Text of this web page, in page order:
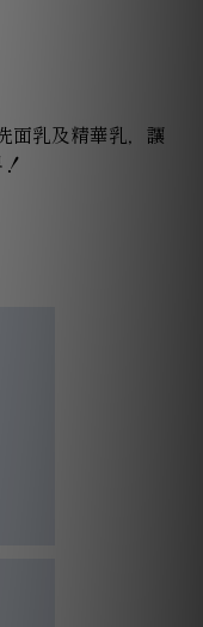
面乳及精華乳，讓